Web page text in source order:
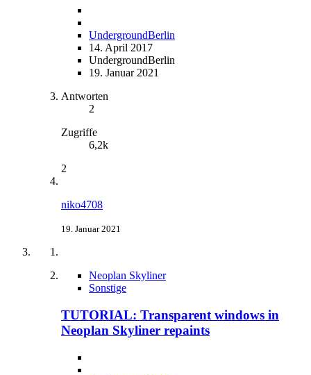
UndergroundBerlin
14. April 2017
UndergroundBerlin
19. Januar 2021
Antworten
2
Zugriffe
6,2k
2
niko4708
19. Januar 2021
Neoplan Skyliner
Sonstige
TUTORIAL: Transparent windows in
Neoplan Skyliner repaints